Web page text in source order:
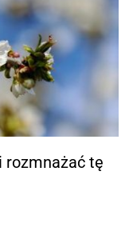
rozmnażać tę